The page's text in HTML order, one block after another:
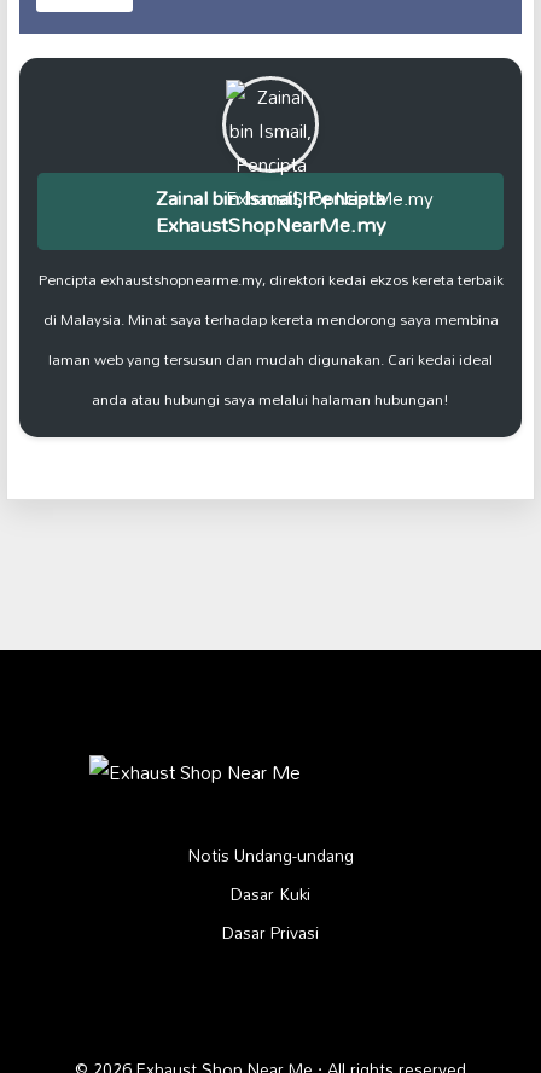
Zainal bin Ismail, Pencipta
ExhaustShopNearMe.my
Pencipta exhaustshopnearme.my, direktori kedai ekzos kereta terbaik
di Malaysia. Minat saya terhadap kereta mendorong saya membina
laman web yang tersusun dan mudah digunakan. Cari kedai ideal
anda atau hubungi saya melalui halaman hubungan!
Notis Undang-undang
Dasar Kuki
Dasar Privasi